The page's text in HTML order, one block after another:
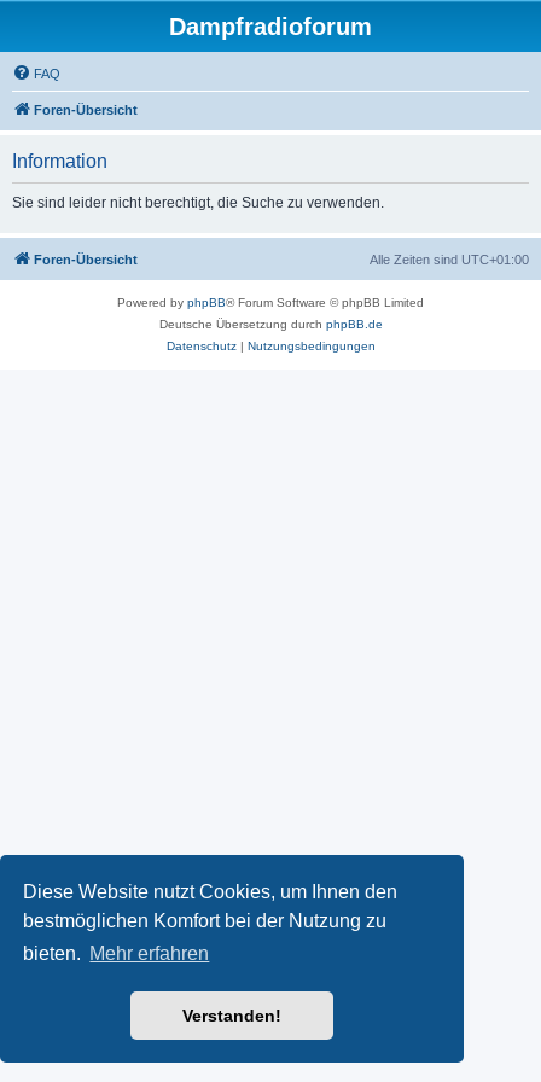
Diese Website nutzt Cookies, um Ihnen den
bestmöglichen Komfort bei der Nutzung zu
bieten. Mehr erfahren
Verstanden!
Dampfradioforum
FAQ
Foren-Übersicht
Information
Sie sind leider nicht berechtigt, die Suche zu verwenden.
Foren-Übersicht Alle Zeiten sind UTC+01:00
Powered by phpBB® Forum Software © phpBB Limited
Deutsche Übersetzung durch phpBB.de
Datenschutz| Nutzungsbedingungen